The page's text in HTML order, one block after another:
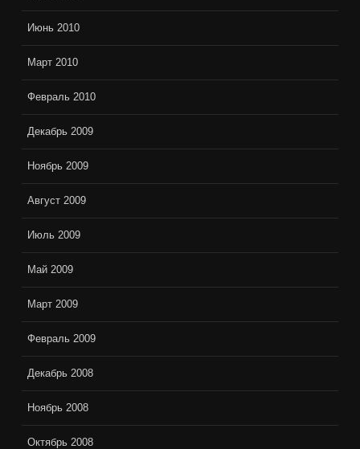
Июнь 2010
Март 2010
Февраль 2010
Декабрь 2009
Ноябрь 2009
Август 2009
Июль 2009
Май 2009
Март 2009
Февраль 2009
Декабрь 2008
Ноябрь 2008
Октябрь 2008